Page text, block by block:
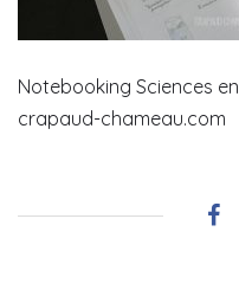
Notebooking Sciences
crapaud-chameau.com